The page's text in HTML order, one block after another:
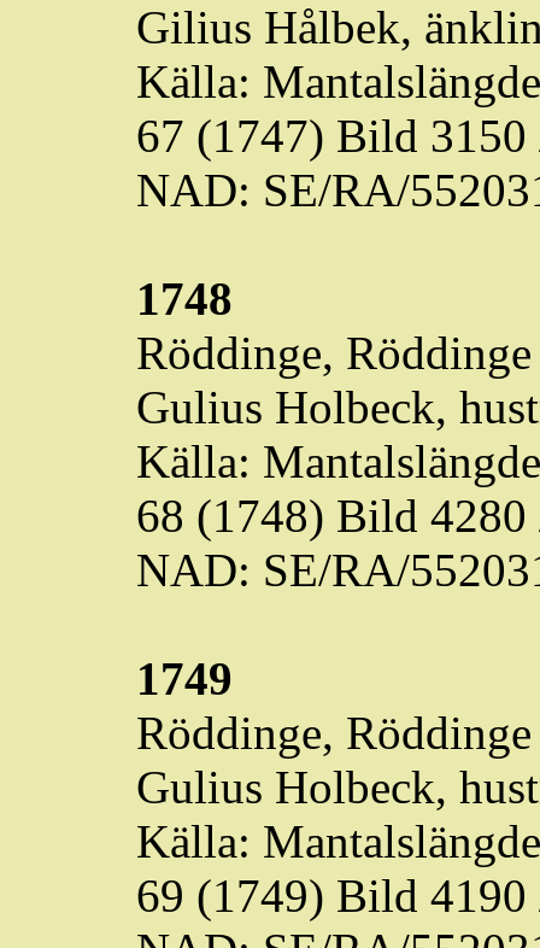
Gilius Hålbek,
Källa:
67 (1747) Bild
NAD: SE/RA/
1748
Röddinge, Röddinge
Gulius Holbeck,
Källa:
68 (1748) Bild
NAD: SE/RA/
1749
Röddinge, Röddinge
Gulius Holbeck,
Källa:
69 (1749) Bild